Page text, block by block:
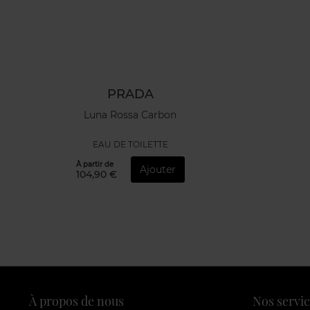
PRADA
Luna Rossa Carbon
EAU DE TOILETTE
À partir de
104,90 € Ajouter
À propos de nous Nos